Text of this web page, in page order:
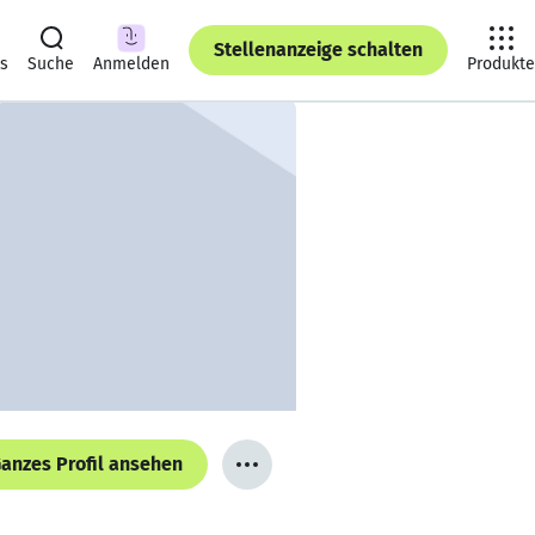
Suche Anmelden
Stellenanzeige schalten
Produkte
Profil ansehen